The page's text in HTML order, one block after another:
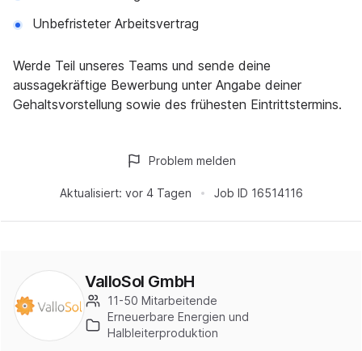
Unbefristeter Arbeitsvertrag
Werde Teil unseres Teams und sende deine
aussagekräftige Bewerbung unter Angabe deiner
Gehaltsvorstellung sowie des frühesten Eintrittstermins.
Aktualisiert: vor 4 Tagen Job ID 16514116
Problem melden
ValloSol GmbH
11-50 Mitarbeitende
Erneuerbare Energien und
Halbleiterproduktion